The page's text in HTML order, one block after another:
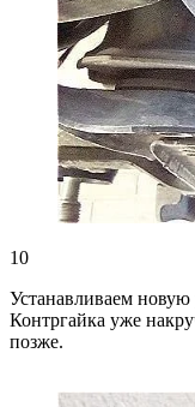
10
Устанавливаем новую
Контргайка уже
позже.